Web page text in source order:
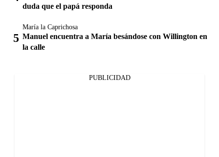
duda que el papá responda
María la Caprichosa
Manuel encuentra a María besándose con Willington en
la calle
PUBLICIDAD